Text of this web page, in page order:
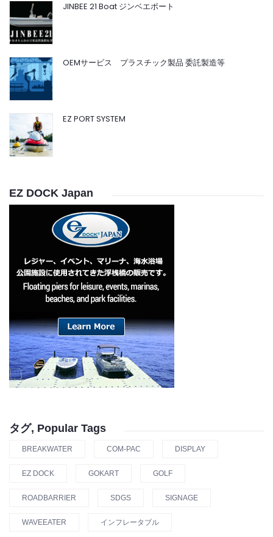
JINBEE 21 Boat ジンベエボート
OEMサービス プラスチック製品 委託製造等
EZ PORT SYSTEM
EZ DOCK Japan
タグ, Popular Tags
BREAKWATER COM-PAC DISPLAY
EZ DOCK GOKART GOLF
ROADBARRIER SDGS SIGNAGE
WAVEEATER インフレータブル